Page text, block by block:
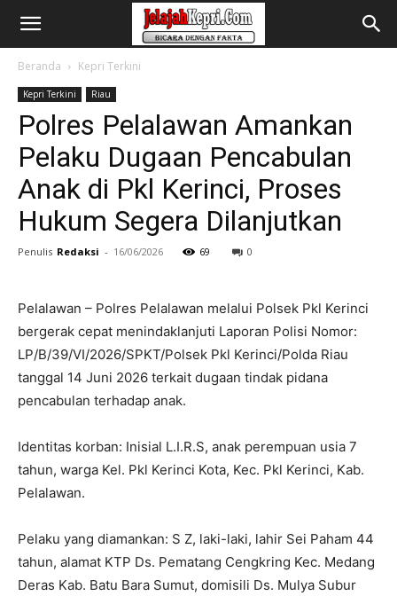
Beranda Kepri Terkini
Kepri Terkini Riau
Polres Pelalawan Amankan
Pelaku Dugaan Pencabulan
Anak di Pkl Kerinci, Proses
Hukum Segera Dilanjutkan
Penulis Redaksi - 16/06/2026 69 0
Pelalawan – Polres Pelalawan melalui Polsek Pkl Kerinci
bergerak cepat menindaklanjuti Laporan Polisi Nomor:
LP/B/39/VI/2026/SPKT/Polsek Pkl Kerinci/Polda Riau
tanggal 14 Juni 2026 terkait dugaan tindak pidana
pencabulan terhadap anak.
Identitas korban: Inisial L.I.R.S, anak perempuan usia 7
tahun, warga Kel. Pkl Kerinci Kota, Kec. Pkl Kerinci, Kab.
Pelalawan.
Pelaku yang diamankan: S Z, laki-laki, lahir Sei Paham 44
tahun, alamat KTP Ds. Pematang Cengkring Kec. Medang
Deras Kab. Batu Bara Sumut, domisili Ds. Mulya Subur